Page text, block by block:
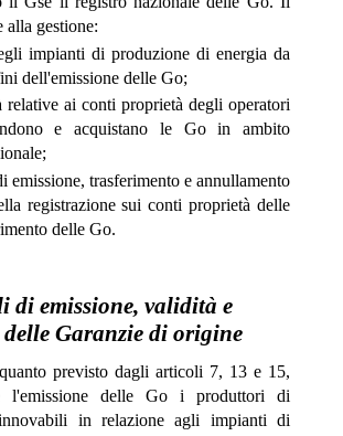
alla gestione:
impianti di produzione di energia da
dell'emissione delle Go;
ai conti proprietà degli operatori
e acquistano le Go in ambito
emissione, trasferimento e annullamento
registrazione sui conti proprietà delle
delle Go.
di emissione, validità e
Garanzie di origine
previsto dagli articoli 7, 13 e 15,
l'emissione delle Go i produttori di
in relazione agli impianti di